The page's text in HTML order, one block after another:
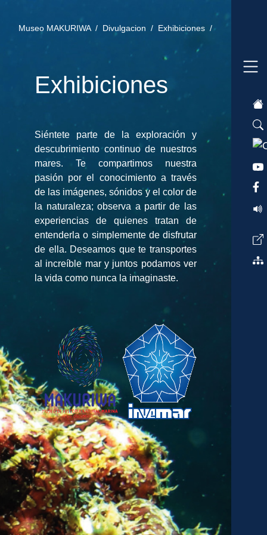
Museo MAKURIWA / Divulgacion / Exhibiciones /
Exhibiciones
Siéntete parte de la exploración y
descubrimiento continuo de nuestros
mares. Te compartimos nuestra
pasión por el conocimiento a través
de las imágenes, sónidos y el color de
la naturaleza; observa a partir de las
experiencias de quienes tratan de
entenderla o simplemente de disfrutar
de ella. Deseamos que te transportes
al increíble mar y juntos podamos ver
la vida como nunca la imaginaste.